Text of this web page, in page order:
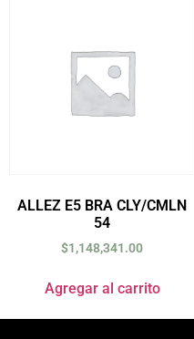
ALLEZ E5 BRA CLY/CMLN
54
$1,148,341.00
Agregar al carrito